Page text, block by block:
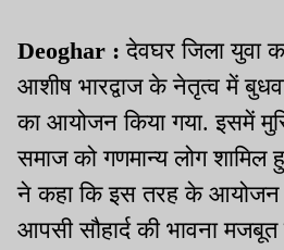
Deoghar : देवघर जिला युवा
आशीष भारद्वाज के नेतृत्व में
का आयोजन किया गया. इसमें
समाज को गणमान्य लोग शामिल
ने कहा कि इस तरह के आयोजन
आपसी सौहार्द की भावना